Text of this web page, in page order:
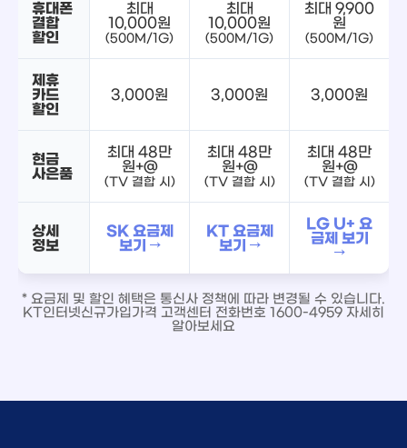
휴대폰
결합
할인
최대
10,000원
(500M/1G)
최대
10,000원
(500M/1G)
최대 9,900
원
(500M/1G)
제휴
카드
할인
3,000원 3,000원 3,000원
현금
사은품
최대 48만
원+@
(TV 결합 시)
최대 48만
원+@
(TV 결합 시)
최대 48만
원+@
(TV 결합 시)
상세
정보
SK 요금제
보기 →
KT 요금제
보기 →
LG U+ 요
금제 보기
→
* 요금제 및 할인 혜택은 통신사 정책에 따라 변경될 수 있습니다.
KT인터넷신규가입가격 고객센터 전화번호 1600-4959 자세히
알아보세요